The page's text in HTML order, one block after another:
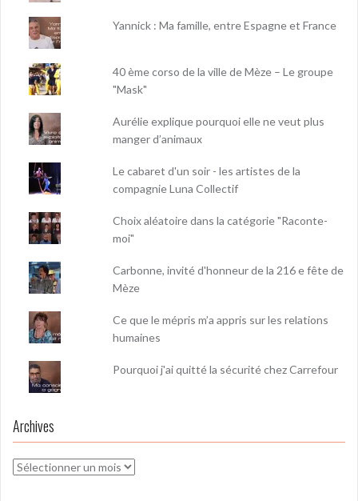
Yannick : Ma famille, entre Espagne et France
40 ème corso de la ville de Mèze – Le groupe
"Mask"
Aurélie explique pourquoi elle ne veut plus
manger d’animaux
Le cabaret d'un soir - les artistes de la
compagnie Luna Collectif
Choix aléatoire dans la catégorie "Raconte-
moi"
Carbonne, invité d'honneur de la 216 e fête de
Mèze
Ce que le mépris m’a appris sur les relations
humaines
Pourquoi j'ai quitté la sécurité chez Carrefour
Archives
Archives